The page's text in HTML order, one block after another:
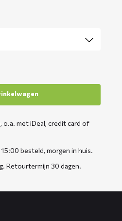
o.a. met iDeal, credit card of
besteld, morgen in huis.
Retourtermijn 30 dagen.